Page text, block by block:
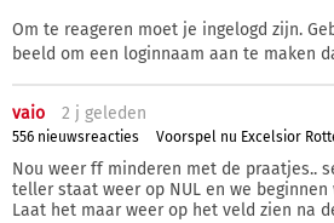
Om te reageren moet je ingelogd zijn.
beeld om een loginnaam aan te maken
vaio 2 j geleden
556 nieuwsreacties Voorspel nu Excelsior
Nou weer ff minderen met de praatjes..
teller staat weer op NUL en we
Laat het maar weer op het veld zien na